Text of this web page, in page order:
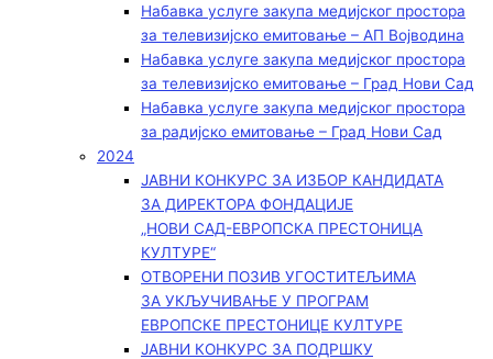
Набавка услуге закупа медијског простора
за телевизијско емитовање – АП Војводинa
Набавка услуге закупа медијског простора
за телевизијско емитовање – Град Нови Сад
Набавка услуге закупа медијског простора
за радијско емитовање – Град Нови Сад
2024
ЈАВНИ КОНКУРС ЗА ИЗБОР КАНДИДАТА
ЗА ДИРЕКТОРА ФОНДАЦИЈЕ
„НОВИ САД-ЕВРОПСКА ПРЕСТОНИЦА
КУЛТУРЕ“
ОТВОРЕНИ ПОЗИВ УГОСТИТЕЉИМА
ЗА УКЉУЧИВАЊЕ У ПРОГРАМ
ЕВРОПСКЕ ПРЕСТОНИЦЕ КУЛТУРЕ
ЈАВНИ КОНКУРС ЗА ПОДРШКУ